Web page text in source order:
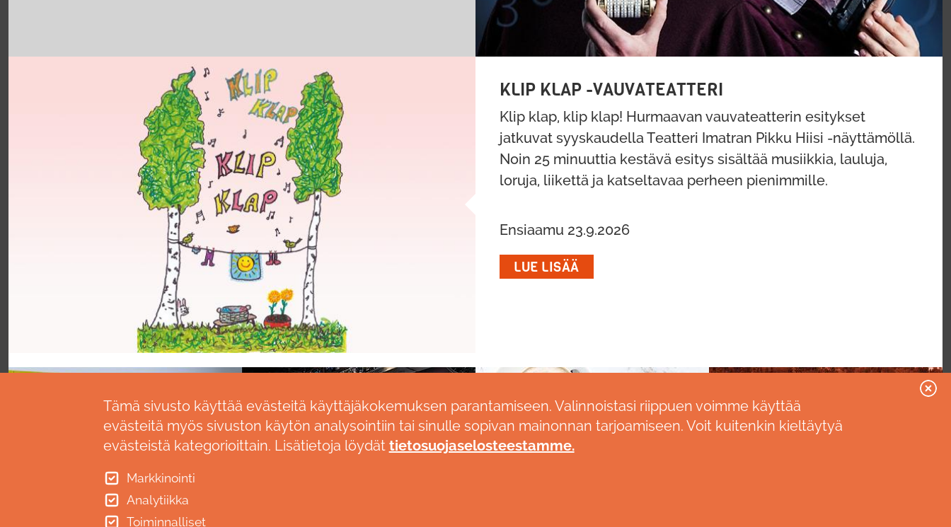
KLIP KLAP -VAUVATEATTERI
Klip klap, klip klap! Hurmaavan vauvateatterin esitykset
jatkuvat syyskaudella Teatteri Imatran Pikku Hiisi -näyttämöllä.
Noin 25 minuuttia kestävä esitys sisältää musiikkia, lauluja,
loruja, liikettä ja katseltavaa perheen pienimmille.
Ensiaamu 23.9.2026
LUE LISÄÄ
Tämä sivusto käyttää evästeitä käyttäjäkokemuksen parantamiseen. Valinnoistasi riippuen voimme käyttää
evästeitä myös sivuston käytön analysointiin tai sinulle sopivan mainonnan tarjoamiseen. Voit kuitenkin kieltäytyä
evästeistä kategorioittain. Lisätietoja löydät tietosuojaselosteestamme.
Markkinointi
Analytiikka
Toiminnalliset